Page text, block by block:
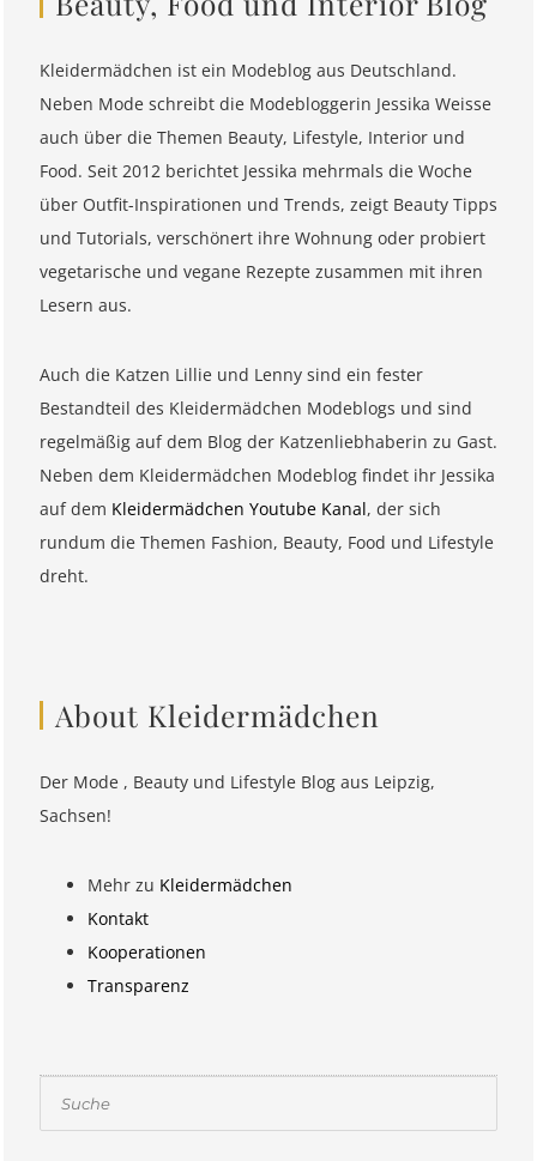
Kleidermädchen ist ein Modeblog aus Deutschland.
Neben Mode schreibt die Modebloggerin Jessika Weisse
auch über die Themen Beauty, Lifestyle, Interior und
Food. Seit 2012 berichtet Jessika mehrmals die Woche
über Outfit-Inspirationen und Trends, zeigt Beauty Tipps
und Tutorials, verschönert ihre Wohnung oder probiert
vegetarische und vegane Rezepte zusammen mit ihren
Lesern aus.
Auch die Katzen Lillie und Lenny sind ein fester
Bestandteil des Kleidermädchen Modeblogs und sind
regelmäßig auf dem Blog der Katzenliebhaberin zu Gast.
Neben dem Kleidermädchen Modeblog findet ihr Jessika
auf dem Kleidermädchen Youtube Kanal, der sich
rundum die Themen Fashion, Beauty, Food und Lifestyle
dreht.
About Kleidermädchen
Der Mode , Beauty und Lifestyle Blog aus Leipzig,
Sachsen!
Mehr zu Kleidermädchen
Kontakt
Kooperationen
Transparenz